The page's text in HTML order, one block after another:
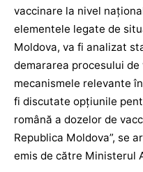
vaccinare la nivel
elementele legate de
Moldova, va fi analizat
demararea procesului
mecanismele relevante
fi discutate opțiunile
română a dozelor de
Republica Moldova”, se
emis de către Ministerul